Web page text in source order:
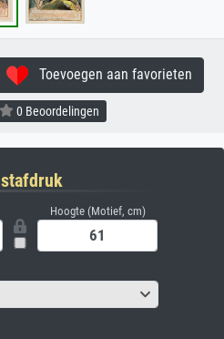
Toevoegen aan favorieten
0 Beoordelingen
Hoogte (Motief, cm)